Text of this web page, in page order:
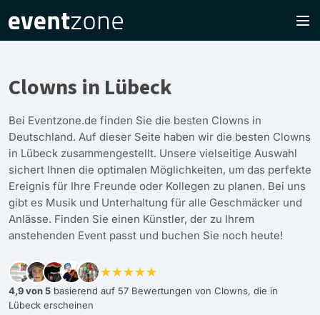
Clowns in Lübeck
Bei Eventzone.de finden Sie die besten Clowns in
Deutschland. Auf dieser Seite haben wir die besten Clowns
in Lübeck zusammengestellt. Unsere vielseitige Auswahl
sichert Ihnen die optimalen Möglichkeiten, um das perfekte
Ereignis für Ihre Freunde oder Kollegen zu planen. Bei uns
gibt es Musik und Unterhaltung für alle Geschmäcker und
Anlässe. Finden Sie einen Künstler, der zu Ihrem
anstehenden Event passt und buchen Sie noch heute!
★★★★★
4,9 von 5 basierend auf 57 Bewertungen von Clowns, die in
Lübeck erscheinen